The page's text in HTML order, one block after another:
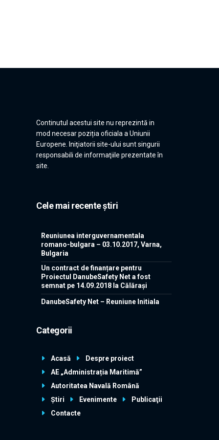
Continutul acestui site nu reprezintă in
mod necesar poziția oficiala a Uniunii
Europene. Iniţiatorii site-ului sunt singurii
responsabili de informaţiile prezentate în
site.
Cele mai recente știri
Reuniunea interguvernamentala
romano-bulgara – 03.10.2017, Varna,
Bulgaria
Un contract de finanțare pentru
Proiectul DanubeSafety Net a fost
semnat pe 14.09.2018 la Călărași
DanubeSafety Net – Reuniune Initiala
Categorii
Acasă
Despre proiect
AE „Administrația Maritimă”
Autoritatea Navală Română
Știri
Evenimente
Publicaţii
Contacte